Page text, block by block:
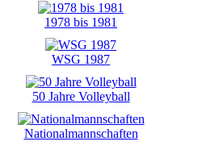
1978 bis 1981
WSG 1987
50 Jahre Volleyball
Nationalmannschaften